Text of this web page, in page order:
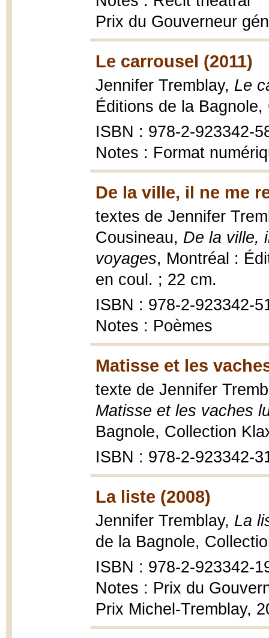
Prix du Gouverneur
Le carrousel (2011)
Jennifer Tremblay, Le
Éditions de la
ISBN : 978-2-923342-
Notes : Format
De la ville, il ne me
textes de Jennifer
Cousineau, De la ville,
voyages, Montréal :
en coul. ; 22 cm.
ISBN : 978-2-923342-
Notes : Poèmes
Matisse et les
texte de Jennifer
Matisse et les vaches
Bagnole, Collection
ISBN : 978-2-923342-
La liste (2008)
Jennifer Tremblay, La
de la Bagnole,
ISBN : 978-2-923342-
Notes : Prix du
Prix Michel-Tremblay,